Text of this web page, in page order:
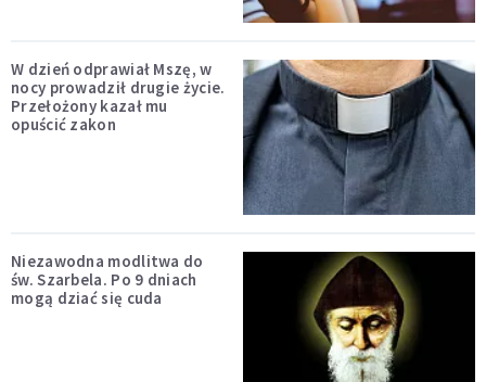
W dzień odprawiał Mszę, w
nocy prowadził drugie życie.
Przełożony kazał mu
opuścić zakon
Niezawodna modlitwa do
św. Szarbela. Po 9 dniach
mogą dziać się cuda